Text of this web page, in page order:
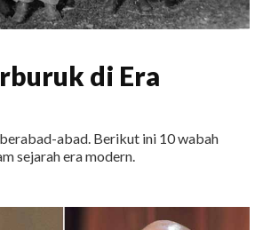
di Era
abad. Berikut ini 10 wabah
sejarah era modern.